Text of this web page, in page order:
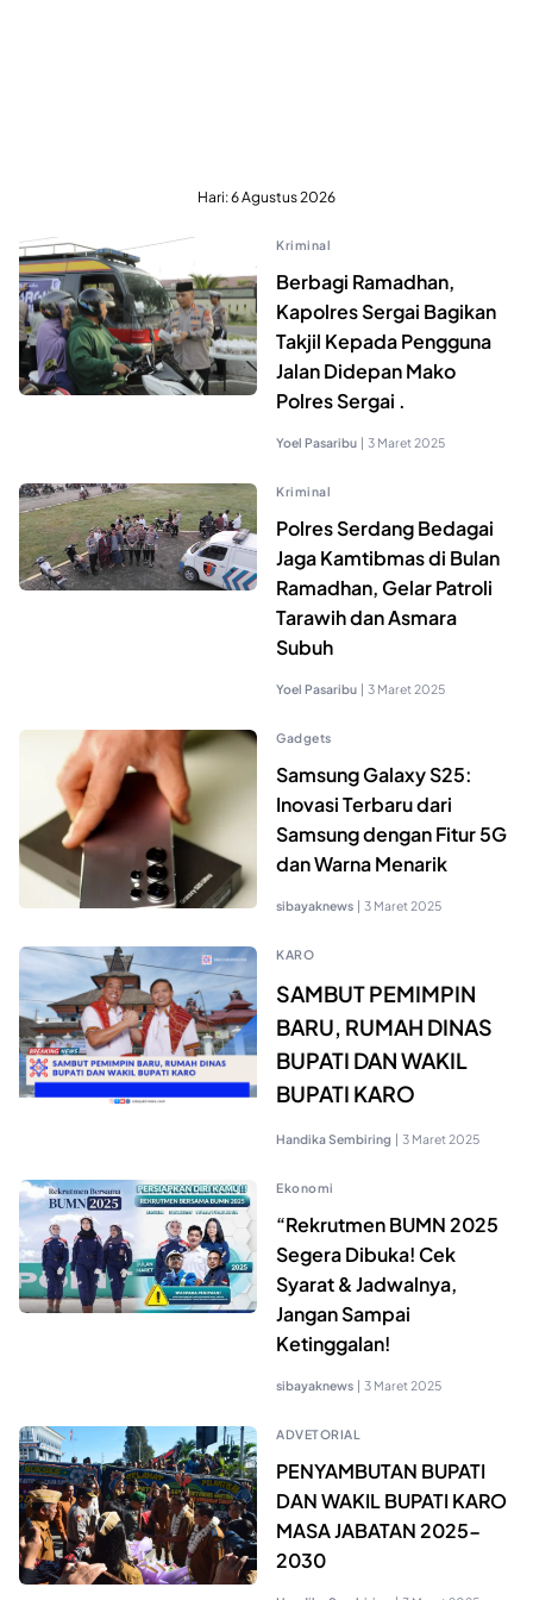
Hari:6 Agustus 2026
Kriminal
Berbagi Ramadhan,
Kapolres Sergai Bagikan
Takjil Kepada Pengguna
Jalan Didepan Mako
Polres Sergai .
Yoel Pasaribu | 3 Maret 2025
Kriminal
Polres Serdang Bedagai
Jaga Kamtibmas di Bulan
Ramadhan, Gelar Patroli
Tarawih dan Asmara
Subuh
Yoel Pasaribu | 3 Maret 2025
Gadgets
Samsung Galaxy S25:
Inovasi Terbaru dari
Samsung dengan Fitur 5G
dan Warna Menarik
sibayaknews | 3 Maret 2025
KARO
SAMBUT PEMIMPIN
BARU, RUMAH DINAS
BUPATI DAN WAKIL
BUPATI KARO
Handika Sembiring | 3 Maret 2025
Ekonomi
“Rekrutmen BUMN 2025
Segera Dibuka! Cek
Syarat & Jadwalnya,
Jangan Sampai
Ketinggalan!
sibayaknews | 3 Maret 2025
ADVETORIAL
PENYAMBUTAN BUPATI
DAN WAKIL BUPATI KARO
MASA JABATAN 2025-
2030